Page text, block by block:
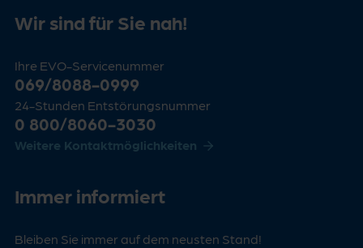
Wir sind für Sie nah!
Ihre EVO-Servicenummer
069/8088-0999
24-Stunden Entstörungsnummer
0 800/8060-3030
Weitere Kontaktmöglichkeiten
Immer informiert
Bleiben Sie immer auf dem neusten Stand!